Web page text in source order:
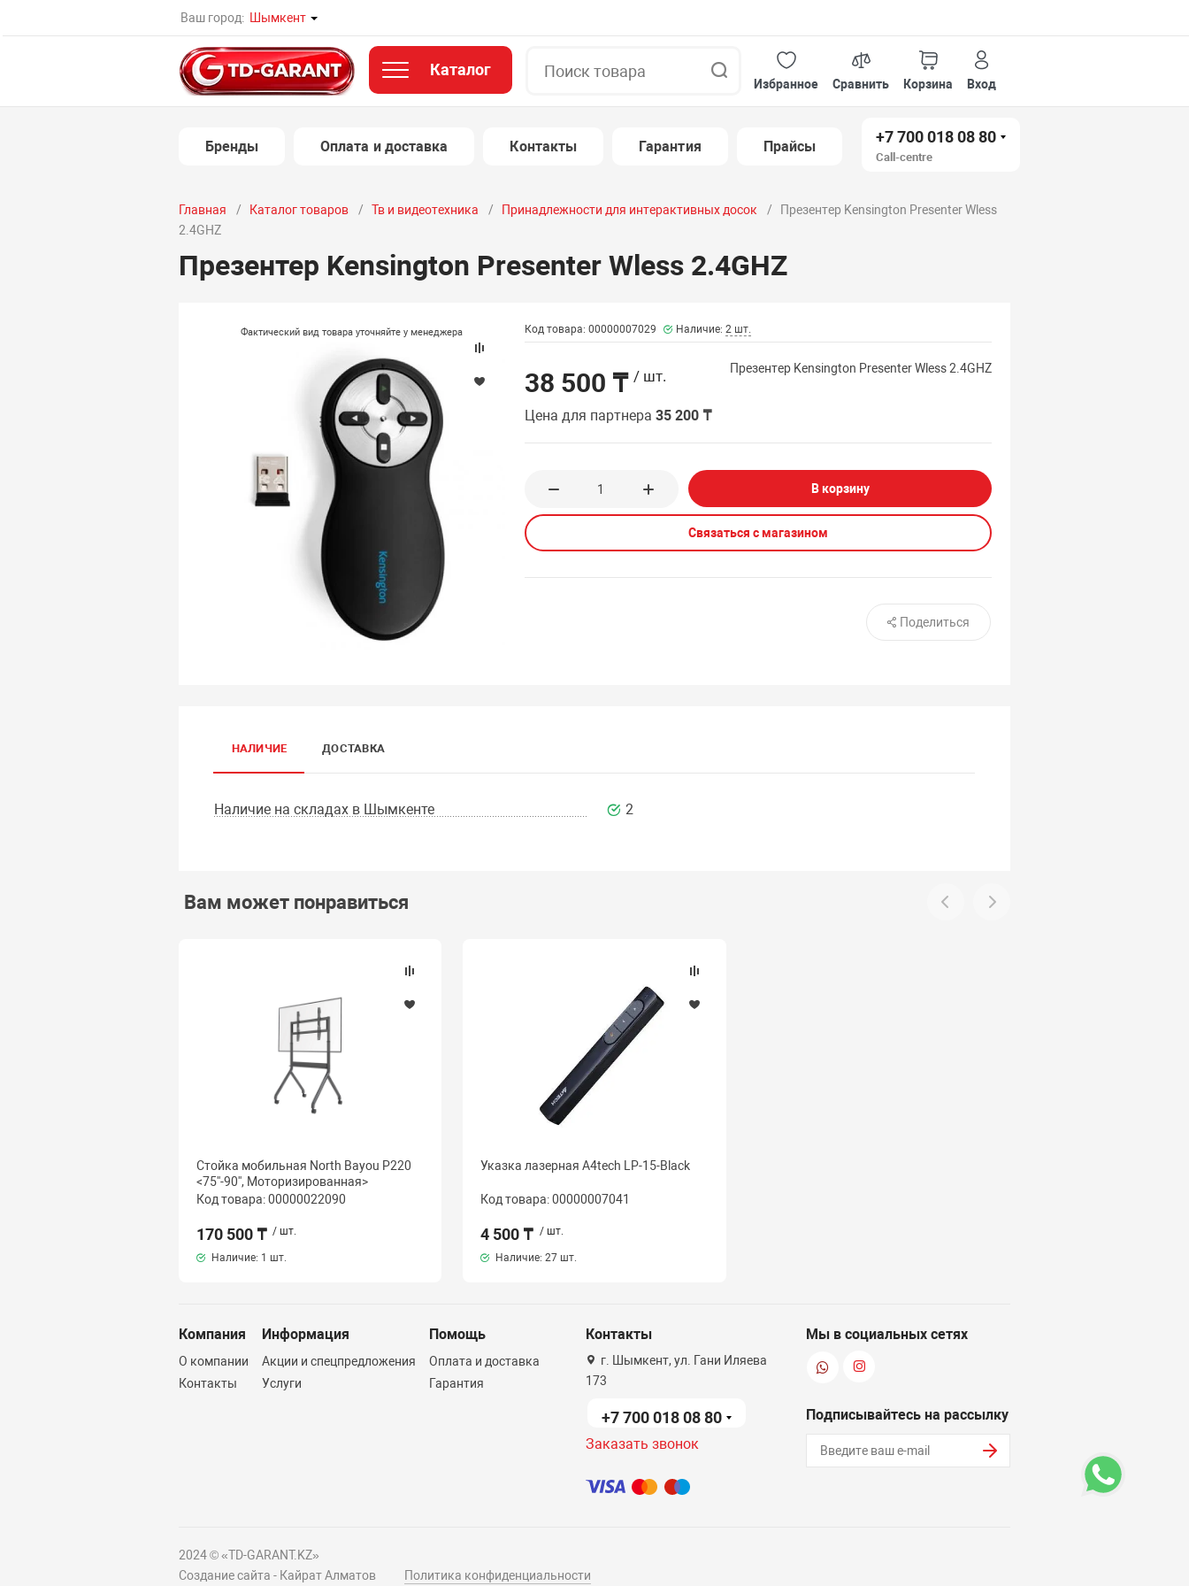
Ваш город: Шымкент
Каталог
Избранное
Сравнить Корзина Вход
Бренды Оплата и доставка Контакты Гарантия Прайсы
+7 700 018 08 80
Call-centre
Главная Каталог товаров Тв и видеотехника Принадлежности для интерактивных досок
Презентер Kensington Presenter Wless
2.4GHZ
Презентер Kensington Presenter Wless 2.4GHZ
Фактический вид товара уточняйте у менеджера Код товара: 00000007029 Наличие: 2 шт.
38 500 ₸ / шт.
Цена для партнера35 200 ₸
Презентер Kensington Presenter Wless 2.4GHZ
В корзину
Связаться с магазином
Поделиться
НАЛИЧИЕ ДОСТАВКА
Наличие на складах в Шымкенте 2
Вам может понравиться
Стойка мобильная North Bayou P220
<75''-90'', Моторизированная>
Код товара: 00000022090
170 500 ₸ / шт.
Наличие: 1 шт.
Указка лазерная A4tech LP-15-Black
Код товара: 00000007041
4 500 ₸ / шт.
Наличие:27 шт.
Компания
О компании
Контакты
Информация
Акции и спецпредложения
Услуги
Помощь
Оплата и доставка
Гарантия
Контакты
г. Шымкент, ул. Гани Иляева
173
+7 700 018 08 80
Заказать звонок
Мы в социальных сетях
Подписывайтесь на рассылку
2024 © «TD-GARANT.KZ»
Создание сайта - Кайрат Алматов
Политика конфиденциальности